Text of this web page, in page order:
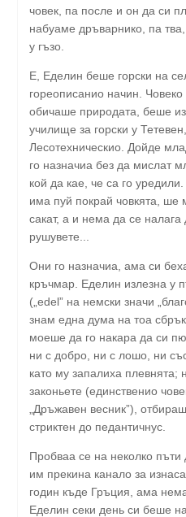
човек, па после и он да си
набуаме дръварнико, па
у гъзо.
Е, Еделин беше горски на
гореописанио начин.
обичаше природата, беше
училище за горски у
Лесотехническио. Дойде
го назначиа без да мислат
кой да кае, че са го
има пуй покрай човкята, ше
сакат, а и нема да се налага
рушувете...
Они го назначиа, ама си
кръчмар. Еделин излезна у
(„edel” на немски значи
знам една дума на тоа
моеше да го накара да си
ни с добро, ни с лошо, ни
като му запалиха плевнята;
законьете (единственио
„Дръжавен весник”),
стриктен до педантичнус.
Пробваа се на неколко пъти
им прекина канало за
годин къде Гръция, ама
Еделин секи день си беше